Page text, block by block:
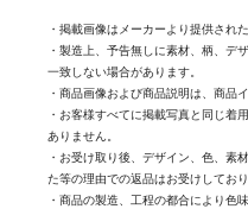
・掲載画像はメーカーより提供され
・製造上、予告無しに素材、柄、デ
一致しない場合があります。
・商品画像および商品説明は、商品
・お客様すべてに掲載写真と同じ着
ありません。
・お受け取り後、デザイン、色、素
た等の理由での返品はお受けしており
・商品の製造、工程の都合により色